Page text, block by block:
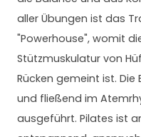
aller Übungen ist das
"Powerhouse", womit
Stützmuskulatur von
Rücken gemeint ist.
und fließend im
ausgeführt. Pilates ist